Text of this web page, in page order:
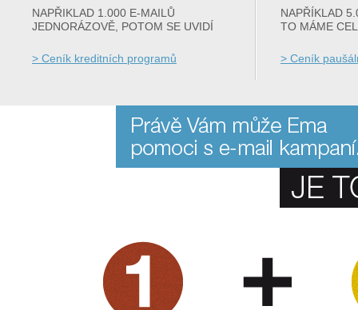
NAPŘIKLAD 1.000 E-MAILŮ
JEDNORÁZOVĚ, POTOM SE UVIDÍ
> Ceník kreditních programů
NAPŘÍKLAD
TO MÁME
> Ceník